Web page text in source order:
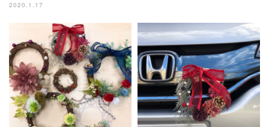
2020.1.17